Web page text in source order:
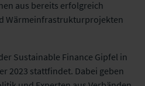
aus bereits erfolgreich
Wärmeinfrastrukturprojekten
Sustainable Finance Gipfel in
2023 stattfindet. Dabei geben